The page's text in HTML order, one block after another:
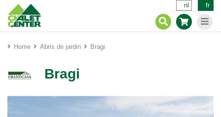
nl fr
Home Abris de jardin Bragi
Bragi